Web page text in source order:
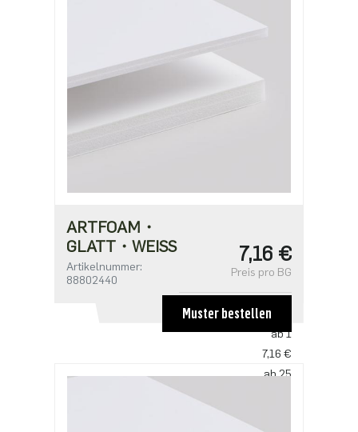
ARTFOAM・
GLATT・WEISS
Artikelnummer:
88802440
7,16 €
Preis pro BG
STAFFELPREISE
ab 1
7,16 €
ab 25
Muster bestellen